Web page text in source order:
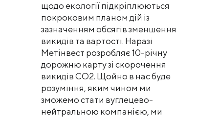
щодо екології підкріплюються
покроковим планом дій із
зазначенням обсягів зменшення
викидів та вартості. Наразі
Метінвест розробляє 10-річну
дорожню карту зі скорочення
викидів CO2. Щойно в нас буде
розуміння, яким чином ми
зможемо стати вуглецево-
нейтральною компанією, ми